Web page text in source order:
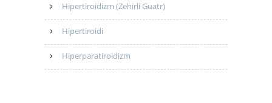
Hipertiroidizm (Zehirli Guatr)
Hipertiroidi
Hiperparatiroidizm